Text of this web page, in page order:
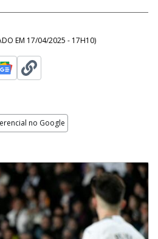
EM 17/04/2025 - 17H10)
no Google